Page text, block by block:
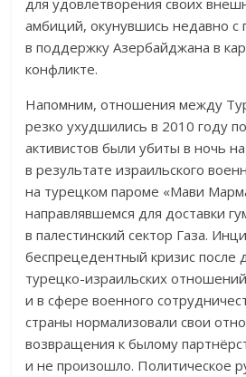
для удовлетворения своих
амбиций, окунувшись недавно с
в поддержку Азербайджана в
конфликте.
Напомним, отношения между
резко ухудшились в 2010 году
активистов были убиты в ночь
в результате израильского
на турецком пароме «Мави
направлявшемся для доставки
в палестинский сектор Газа.
беспрецедентный кризис после
турецко-израильских
и в сфере военного
страны нормализовали свои
возвращения к былому
и не произошло. Политическое